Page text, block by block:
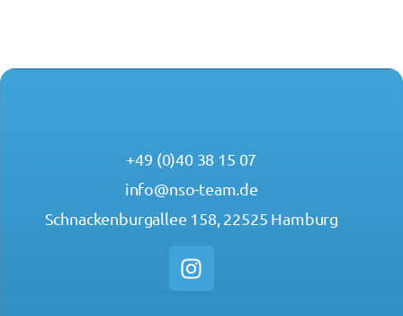
+49 (0)40 38 15 07
info@nso-team.de
Schnackenburgallee 158, 22525 Hamburg